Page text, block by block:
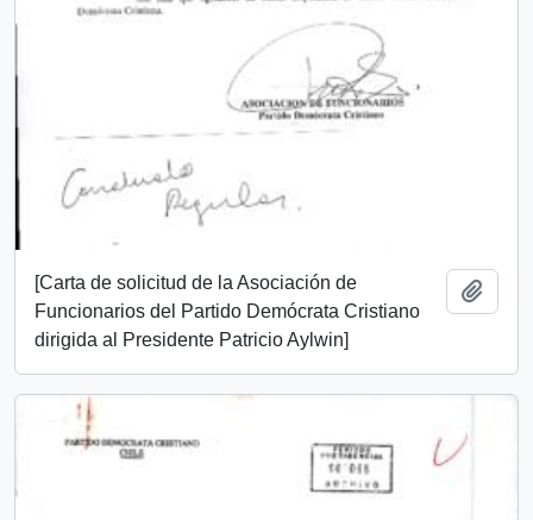
[Carta de solicitud de la Asociación de
Funcionarios del Partido Demócrata Cristiano
dirigida al Presidente Patricio Aylwin]